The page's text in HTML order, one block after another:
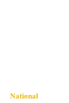
National